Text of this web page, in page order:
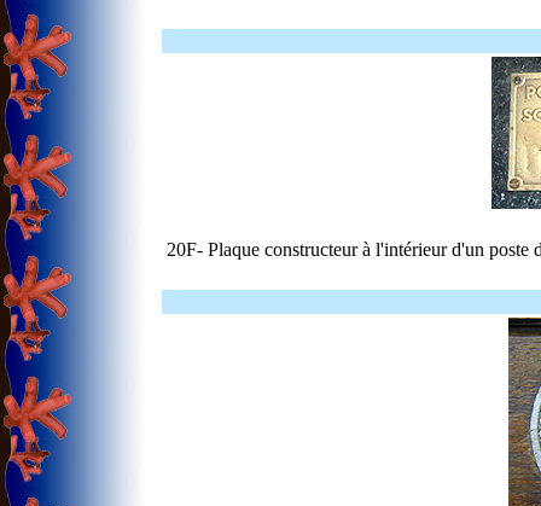
20F- Plaque constructeur à l'intérieur d'un poste